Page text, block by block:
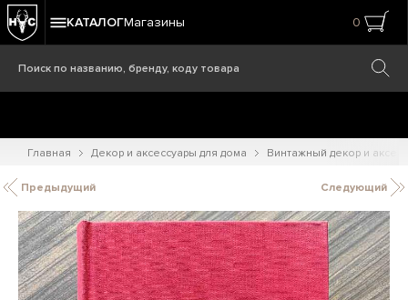
КАТАЛОГМагазины 0
Главная Декор и аксессуары для дома Винтажный декор и
Предыдущий Следующий